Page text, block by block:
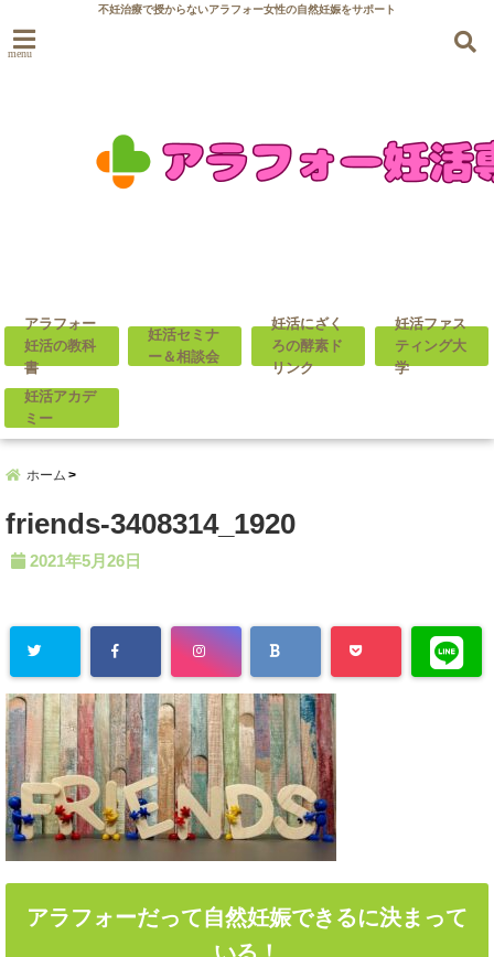
不妊治療で授からないアラフォー女性の自然妊娠をサポート
menu
アラフォー
妊活の教科
書
妊活セミナ
ー＆相談会
妊活にざく
ろの酵素ド
リンク
妊活ファス
ティング大
学
妊活アカデ
ミー
ホーム
friends-3408314_1920
2021年5月26日
アラフォーだって自然妊娠できるに決まって